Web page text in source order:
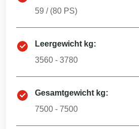
59 / (80 PS)
Leergewicht kg:
3560 - 3780
Gesamtgewicht kg:
7500 - 7500